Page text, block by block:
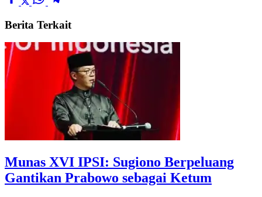
Berita Terkait
Munas XVI IPSI: Sugiono Berpeluang
Gantikan Prabowo sebagai Ketum